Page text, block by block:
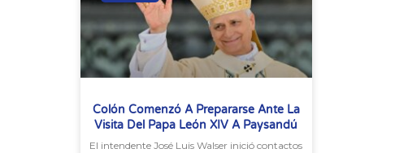
Colón Comenzó A Prepararse Ante La
Visita Del Papa León XIV A Paysandú
El intendente José Luis Walser inició contactos